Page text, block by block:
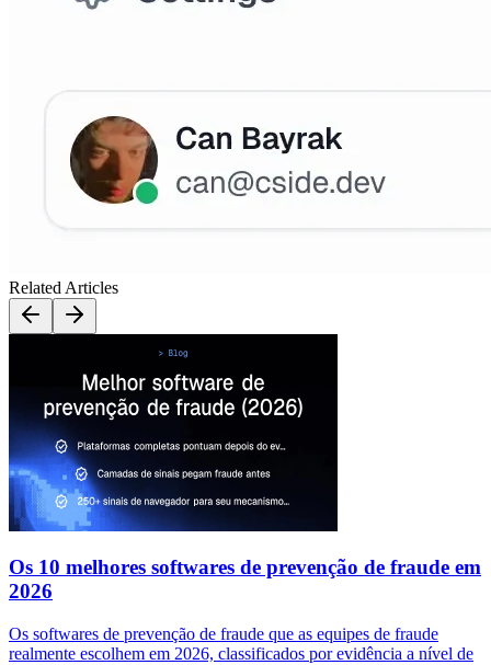
Related Articles
Os 10 melhores softwares de prevenção de fraude em
2026
Os softwares de prevenção de fraude que as equipes de fraude
realmente escolhem em 2026, classificados por evidência a nível de